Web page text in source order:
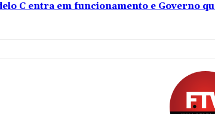
C entra em funcionamento e Governo